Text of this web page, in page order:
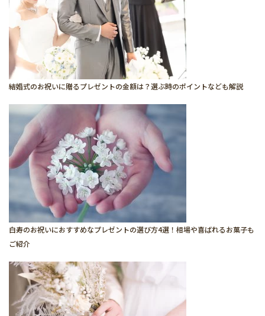
結婚式のお祝いに贈るプレゼントの金額は？選ぶ時のポイントなども解説
白寿のお祝いにおすすめなプレゼントの選び方4選！相場や喜ばれるお菓子も
ご紹介